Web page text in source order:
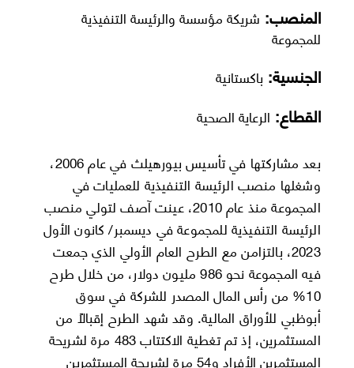
المنصب: شريكة مؤسسة والرئيسة التنفيذية
للمجموعة
الجنسية: باكستانية
القطاع: الرعاية الصحية
بعد مشاركتها في تأسيس بيورهيلث في عام 2006،
وشغلها منصب الرئيسة التنفيذية للعمليات في
المجموعة منذ عام 2010، عينت آصف لتولي منصب
الرئيسة التنفيذية للمجموعة في ديسمبر/ كانون الأول
2023، بالتزامن مع الطرح العام الأولي الذي جمعت
فيه المجموعة نحو 986 مليون دولار، من خلال طرح
10% من رأس المال المصدر للشركة في سوق
أبوظبي للأوراق المالية. وقد شهد الطرح إقبالًا من
المستثمرين، إذ تم تغطية الاكتتاب 483 مرة لشريحة
المستثمرين الأفراد و54 مرة لشريحة المستثمرين